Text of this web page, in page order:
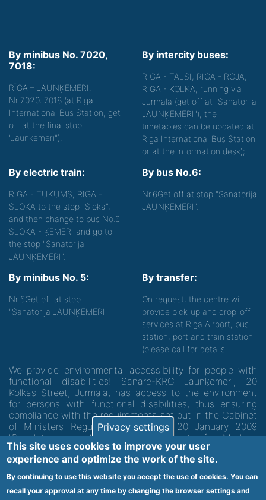
By minibus No. 7020,
7018:
RĪGA – JAUNĶEMERI,
Nr.7020, 7018 (at Riga
International Bus Station, get
off at the final stop
"Jaunķemeri");
By intercity buses:
RIGA - TALSI, RIGA - ROJA,
RIGA - KOLKA, running via
Jurmala (get off at "Sanatorija
JAUNĶEMERI"), the
timetables can be updated at
Riga International Bus Station
or at the information desk);
By electric train:
RIGA - TUKUMS, RIGA -
SLOKA to the stop "Sloka",
and then change to bus No.6
SLOKA - ĶEMERI and go to
the stop "Sanatorija
JAUNĶEMERI".
By bus No.6:
Nr.6Get off at stop "Sanatorija
JAUNĶEMERI".
By minibus No. 5:
Nr.5Get off at stop
"Sanatorija JAUNĶEMERI"
By transfer:
On request, the centre will
provide pick-up and drop-off
services at Riga Airport, bus
station, port and train station
(please call for details.
We provide environmental accessibility for people with
functional disabilities! Sanare-KRC Jaunķemeri, 20
Kolkas Street, Jūrmala, has access to the environment
for persons with functional disabilities, thus ensuring
compliance with the requirements set out in the Cabinet
of Ministers Regulation No. 60 of 20 January 2009
"Regulations on Minimum Requirements for Medical
Institutions and their Structures"
Code of medical facility 1300 - 64003
Privacy settings
This site uses cookies to improve your user
experience and optimize the work of the site.
By continuing to use this website you accept the use of cookies. You can
recall your approval at any time by changing the browser settings and